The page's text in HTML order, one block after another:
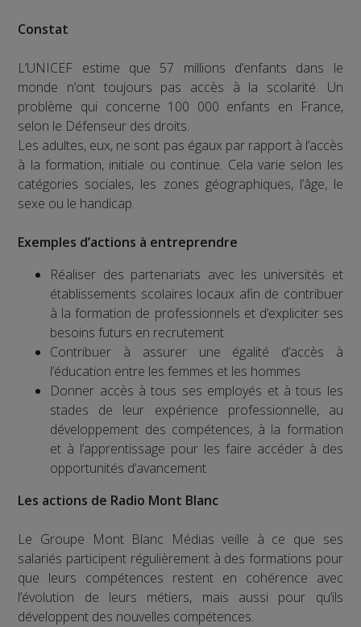
Constat
L’UNICEF estime que 57 millions d’enfants dans le
monde n’ont toujours pas accès à la scolarité. Un
problème qui concerne 100 000 enfants en France,
selon le Défenseur des droits.
Les adultes, eux, ne sont pas égaux par rapport à l’accès
à la formation, initiale ou continue. Cela varie selon les
catégories sociales, les zones géographiques, l’âge, le
sexe ou le handicap.
Exemples d’actions à entreprendre
Réaliser des partenariats avec les universités et
établissements scolaires locaux afin de contribuer
à la formation de professionnels et d’expliciter ses
besoins futurs en recrutement
Contribuer à assurer une égalité d’accès à
l’éducation entre les femmes et les hommes
Donner accès à tous ses employés et à tous les
stades de leur expérience professionnelle, au
développement des compétences, à la formation
et à l’apprentissage pour les faire accéder à des
opportunités d’avancement
Les actions de Radio Mont Blanc
Le Groupe Mont Blanc Médias veille à ce que ses
salariés participent régulièrement à des formations pour
que leurs compétences restent en cohérence avec
l’évolution de leurs métiers, mais aussi pour qu’ils
développent des nouvelles compétences.